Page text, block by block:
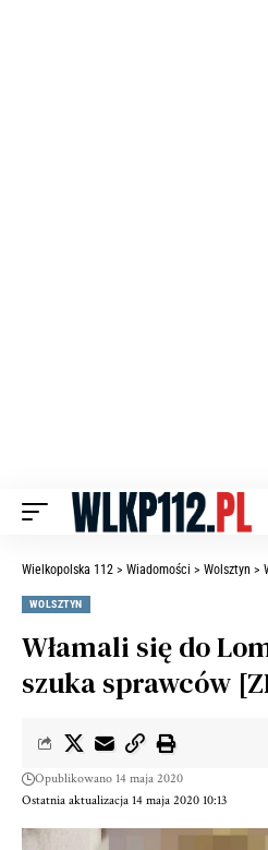
Wielkopolska 112 > Wiadomości > Wolsztyn >
WOLSZTYN
Włamali się do
szuka sprawców
Ostatnia aktualizacja 14 maja 2020 10:13
Opublikowano 14 maja 2020